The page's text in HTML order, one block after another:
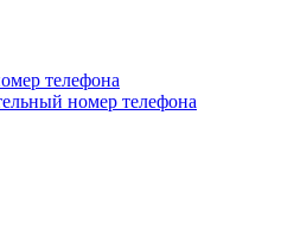
телефона
номер телефона